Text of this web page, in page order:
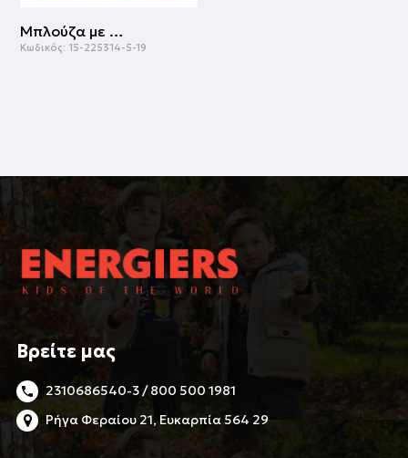
Μπλούζα με τύπωμα για κορίτσι | ΕΚΡΟΥ
Κωδικός: 15-225314-5-19
Βρείτε μας
2310686540-3 / 800 500 1981
Ρήγα Φεραίου 21, Ευκαρπία 564 29